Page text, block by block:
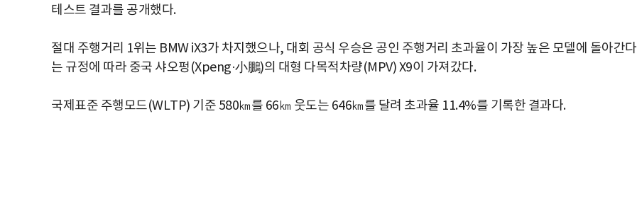
테스트 결과를 공개했다.
절대 주행거리 1위는 BMW iX3가 차지했으나, 대회 공식 우승은 공인 주행거리 초과율이 가장 높은 모델에 돌아간다
는 규정에 따라 중국 샤오펑(Xpeng·小鵬)의 대형 다목적차량(MPV) X9이 가져갔다.
국제표준 주행모드(WLTP) 기준 580㎞를 66㎞ 웃도는 646㎞를 달려 초과율 11.4%를 기록한 결과다.